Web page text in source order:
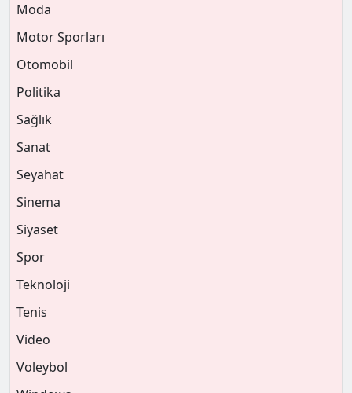
Moda
Motor Sporları
Otomobil
Politika
Sağlık
Sanat
Seyahat
Sinema
Siyaset
Spor
Teknoloji
Tenis
Video
Voleybol